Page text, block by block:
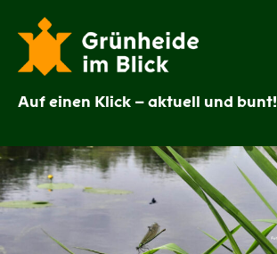
Inhalt
springen
Grünheide
im
Blick
Auf einen Klick – aktuell und bunt!